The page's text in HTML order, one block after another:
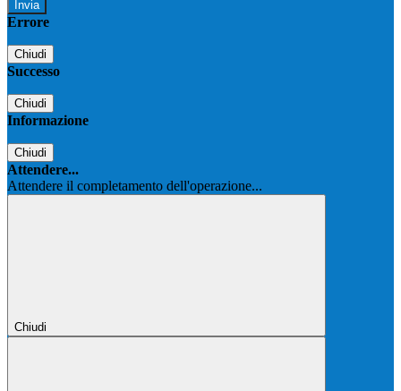
Errore
Chiudi
Successo
Chiudi
Informazione
Chiudi
Attendere...
Attendere il completamento dell'operazione...
Chiudi